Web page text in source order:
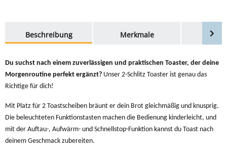
Beschreibung
Merkmale
Du suchst nach einem zuverlässigen und praktischen Toaster, der deine
Morgenroutine perfekt ergänzt? Unser 2-Schlitz Toaster ist genau das
Richtige für dich!
Mit Platz für 2 Toastscheiben bräunt er dein Brot gleichmäßig und knusprig.
Die beleuchteten Funktionstasten machen die Bedienung kinderleicht, und
mit der Auftau-, Aufwärm- und Schnellstop-Funktion kannst du Toast nach
deinem Geschmack zubereiten.